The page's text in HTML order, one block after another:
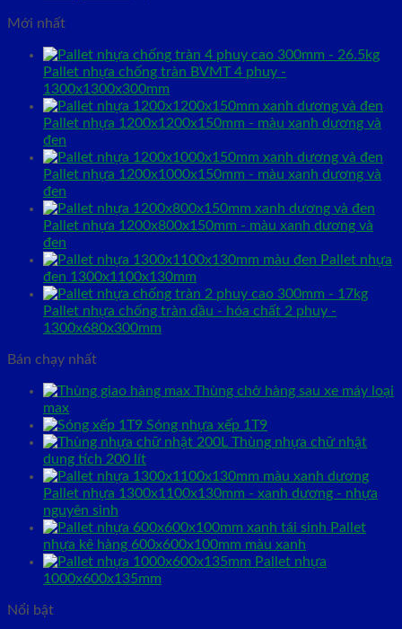
Mới nhất
Pallet nhựa chống tràn BVMT 4 phuy -
1300x1300x300mm
Pallet nhựa 1200x1200x150mm - màu xanh dương và
đen
Pallet nhựa 1200x1000x150mm - màu xanh dương và
đen
Pallet nhựa 1200x800x150mm - màu xanh dương và
đen
Pallet nhựa
đen 1300x1100x130mm
Pallet nhựa chống tràn dầu - hóa chất 2 phuy -
1300x680x300mm
Bán chạy nhất
Thùng chở hàng sau xe máy loại
max
Sóng nhựa xếp 1T9
Thùng nhựa chữ nhật
dung tích 200 lít
Pallet nhựa 1300x1100x130mm - xanh dương - nhựa
nguyên sinh
Pallet
nhựa kê hàng 600x600x100mm màu xanh
Pallet nhựa
1000x600x135mm
Nổi bật